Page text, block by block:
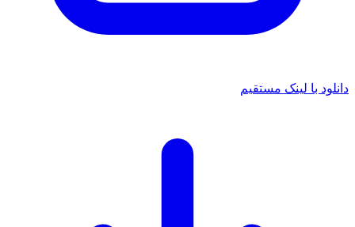
دانلود با لینک مستقیم